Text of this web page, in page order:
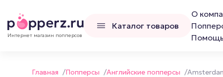
Интернет магазин попперсов
Каталог товаров
О
Главная /Попперсы /Английские попперсы /